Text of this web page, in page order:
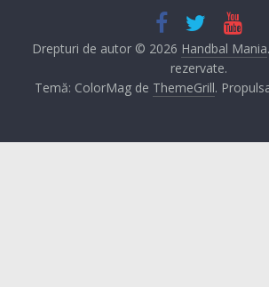
Drepturi de autor © 2026 Handbal Mania
rezervate.
Temă: ColorMag de ThemeGrill.